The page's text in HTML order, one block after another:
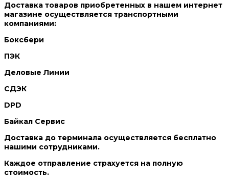
Доставка товаров приобретенных в нашем интернет
магазине осуществляется транспортными
компаниями:
Боксбери
ПЭК
Деловые Линии
СДЭК
DPD
Байкал Сервис
Доставка до терминала осуществляется бесплатно
нашими сотрудниками.
Каждое отправление страхуется на полную
стоимость.